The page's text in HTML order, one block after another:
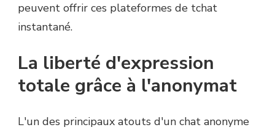
peuvent offrir ces plateformes de tchat
instantané.
La liberté d'expression
totale grâce à l'anonymat
L'un des principaux atouts d'un chat anonyme